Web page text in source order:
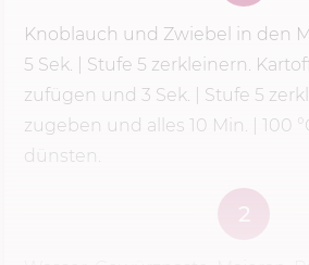
Darum püriere ich die
9 – und nie sofort auf
Knoblauch und Zwiebel in den
5 Sek.
Stufe 5 zerkleinern.
zufügen und 3 Sek. | Stufe 5
zugeben und alles 10 Min. 100
dünsten.
2